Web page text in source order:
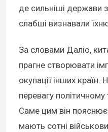
де сильніші держави
слабші визнавали
За словами Даліо,
прагне створювати
окупації інших країн.
перевагу
Саме цим він
мають сотні